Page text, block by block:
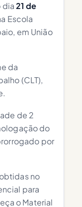
dia21 de
Escola
em União
da
(CLT),
de 2
do
por
no
para
o Material